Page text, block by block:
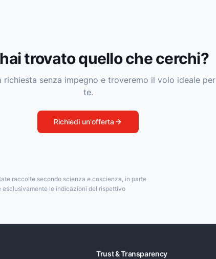
trovato quello che cerchi?
richiesta senza impegno e troveremo il volo ideale per
te.
Richiedi un'offerta
raccolte secondo scienza e coscienza, in parte
le indicazioni del rispettivo
Trust & Transparency